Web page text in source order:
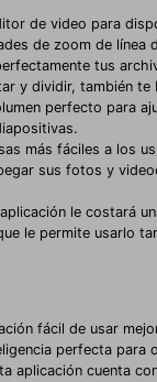
de video para
de zoom de línea
tus
y dividir, también te
perfecto para
más fáciles a los
sus fotos y
le costará
le permite usarlo
fácil de usar
perfecta para
aplicación cuenta